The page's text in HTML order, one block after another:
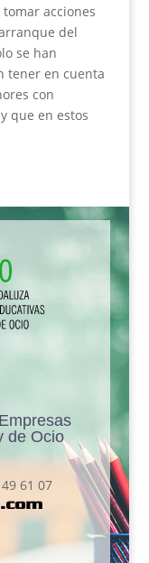
acciones
del
se han
tener en cuenta
con
que en estos
de Ocio
61 07